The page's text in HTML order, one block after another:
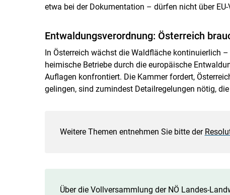
etwa bei der Dokumentation – dürfen nicht über
Entwaldungsverordnung: Österreich
In Österreich wächst die Waldfläche kontinuierlich
heimische Betriebe durch die europäische
Auflagen konfrontiert. Die Kammer fordert,
gelingen, sind zumindest Detailregelungen nötig,
Weitere Themen entnehmen Sie bitte der
Über die Vollversammlung der NÖ Landes-